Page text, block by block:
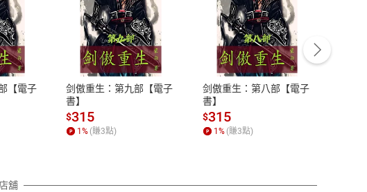
法七日猶豫期
及通訊交易解
則，依商品性
換貨說明請參
客服資訊
服務時間：週一到週五 10:00-12:00、
13:00-17:00 (國定假日及例假日休息)
客服電話：0080-1857077
【電子
剑傲重生：第九部【電子
書】
$315
1% (賺3點)
剑傲重生：第八部【電子
書】
$315
1% (賺3點)
舖